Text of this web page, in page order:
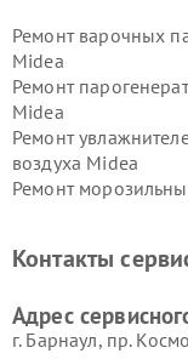
Ремонт варочных
Midea
Ремонт
Midea
Ремонт
воздуха Midea
Ремонт
пылесосов Midea
Контакты
Адрес
г. Барнаул, ​пр.